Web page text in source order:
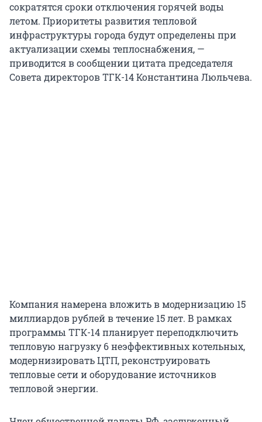
сократятся сроки отключения горячей воды
летом. Приоритеты развития тепловой
инфраструктуры города будут определены при
актуализации схемы теплоснабжения, —
приводится в сообщении цитата председателя
Совета директоров ТГК-14 Константина Люльчева.
Компания намерена вложить в модернизацию 15
миллиардов рублей в течение 15 лет. В рамках
программы ТГК-14 планирует переподключить
тепловую нагрузку 6 неэффективных котельных,
модернизировать ЦТП, реконструировать
тепловые сети и оборудование источников
тепловой энергии.